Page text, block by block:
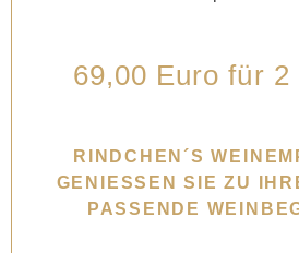
69,00 Euro für 2
RINDCHEN´S
GENIESSEN SIE ZU
ASSENDE